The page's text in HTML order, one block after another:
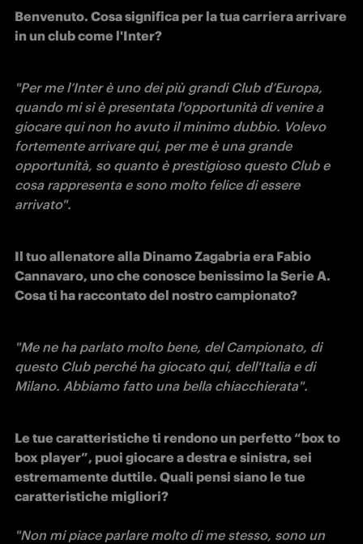
Benvenuto. Cosa significa per la tua carriera arrivare
in un club come l'Inter?
"Per me l’Inter è uno dei più grandi Club d’Europa,
quando mi si è presentata l'opportunità di venire a
giocare qui non ho avuto il minimo dubbio. Volevo
fortemente arrivare qui, per me è una grande
opportunità, so quanto è prestigioso questo Club e
cosa rappresenta e sono molto felice di essere
arrivato".
Il tuo allenatore alla Dinamo Zagabria era Fabio
Cannavaro, uno che conosce benissimo la Serie A.
Cosa ti ha raccontato del nostro campionato?
"Me ne ha parlato molto bene, del Campionato, di
questo Club perché ha giocato qui, dell'Italia e di
Milano. Abbiamo fatto una bella chiacchierata".
Le tue caratteristiche ti rendono un perfetto “box to
box player”, puoi giocare a destra e sinistra, sei
estremamente duttile. Quali pensi siano le tue
caratteristiche migliori?
"Non mi piace parlare molto di me stesso, sono un